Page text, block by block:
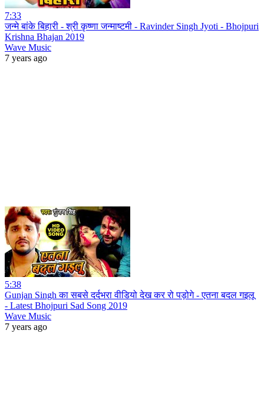
7:33
जन्मे बांके बिहारी - श्री कृष्णा जन्माष्टमी - Ravinder Singh Jyoti - Bhojpuri
Krishna Bhajan 2019
Wave Music
7 years ago
5:38
Gunjan Singh का सबसे दर्दभरा वीडियो देख कर रो पड़ोगे - एतना बदल गइलू
- Latest Bhojpuri Sad Song 2019
Wave Music
7 years ago